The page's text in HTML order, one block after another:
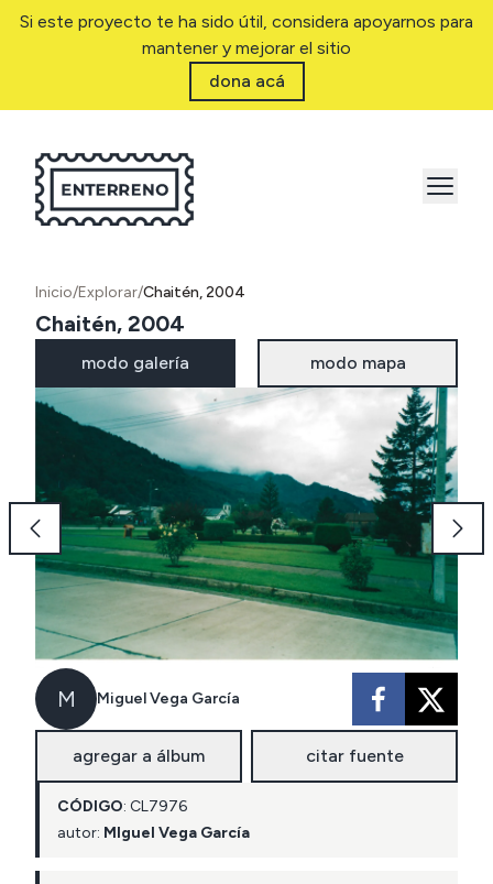
Si este proyecto te ha sido útil, considera apoyarnos para
mantener y mejorar el sitio
dona acá
Inicio/Explorar/Chaitén, 2004
Chaitén, 2004
modo galería modo mapa
M Miguel Vega García
agregar a álbum citar fuente
CÓDIGO: CL7976
autor: MIguel Vega García